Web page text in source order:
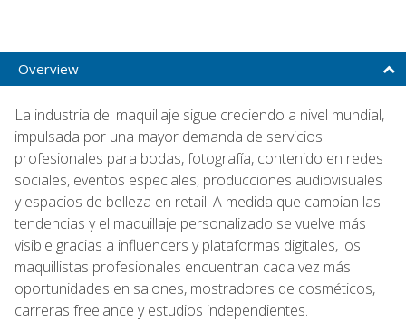
Overview
La industria del maquillaje sigue creciendo a nivel mundial,
impulsada por una mayor demanda de servicios
profesionales para bodas, fotografía, contenido en redes
sociales, eventos especiales, producciones audiovisuales
y espacios de belleza en retail. A medida que cambian las
tendencias y el maquillaje personalizado se vuelve más
visible gracias a influencers y plataformas digitales, los
maquillistas profesionales encuentran cada vez más
oportunidades en salones, mostradores de cosméticos,
carreras freelance y estudios independientes.